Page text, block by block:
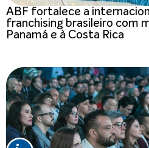
ABF fortalece a
franchising brasileiro com
Panamá e à Costa Rica